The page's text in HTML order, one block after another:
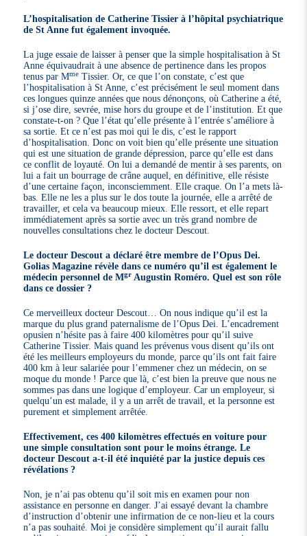
L’hospitalisation de Catherine Tissier à l’hôpital psychiatrique
de St Anne fut également invoquée.
La juge essaie de laisser à penser que la simple hospitalisation à St
Anne équivaudrait à une absence de pertinence dans les propos
tenus par Mme Tissier. Or, ce que l’on constate, c’est que
l’hospitalisation à St Anne, c’est précisément le seul moment dans
ces longues quinze années que nous dénonçons, où Catherine a été,
si j’ose dire, sevrée, mise hors du groupe et de l’institution. Et que
constate-t-on ? Que l’état qu’elle présente à l’entrée s’améliore à
sa sortie. Et ce n’est pas moi qui le dis, c’est le rapport
d’hospitalisation. Donc on voit bien qu’elle présente une situation
qui est une situation de grande dépression, parce qu’elle est dans
ce conflit de loyauté. On lui a demandé de mentir à ses parents, on
lui a fait un bourrage de crâne auquel, en définitive, elle résiste
d’une certaine façon, inconsciemment. Elle craque. On l’a mets là-
bas. Elle ne les a plus sur le dos toute la journée, elle a arrêté de
travailler, et cela va beaucoup mieux. Elle ressort, et elle repart
immédiatement après sa sortie avec un très grand nombre de
nouvelles consultations chez le docteur Descout.
Le docteur Descout a déclaré être membre de l’Opus Dei.
Golias Magazine révèle dans ce numéro qu’il est également le
médecin personnel de Mgr Augustin Roméro. Quel est son rôle
dans ce dossier ?
Ce merveilleux docteur Descout… On nous indique qu’il est la
marque du plus grand paternalisme de l’Opus Dei. L’encadrement
opusien n’hésite pas à faire 400 kilomètres pour qu’il suive
Catherine Tissier. Mais quand les prévenus vous disent qu’ils ont
été les meilleurs employeurs du monde, parce qu’ils ont fait faire
400 km à leur salariée pour l’emmener chez un médecin, on se
moque du monde ! Parce que là, c’est bien la preuve que nous ne
sommes pas dans une logique d’employeur. Car un employeur, si
quelqu’un est malade, il y a un arrêt de travail, et la personne est
purement et simplement arrêtée.
Effectivement, ces 400 kilomètres effectués en voiture pour
une simple consultation sont pour le moins étrange. Le
docteur Descout a-t-il été inquiété par la justice depuis ces
révélations ?
Non, je n’ai pas obtenu qu’il soit mis en examen pour non
assistance en personne en danger. J’ai essayé devant la chambre
d’instruction d’obtenir une infirmation de ce non-lieu et la cours
n’a pas souhaité. Moi je considère simplement qu’il aurait fallu